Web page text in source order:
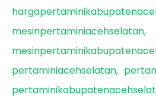
mesinpertaminiacehselatan
pertaminiacehselatan